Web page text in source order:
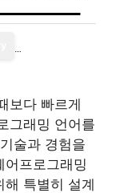
보다 빠르게
그래밍 언어를
술과 경험을
프로그래밍
특별히 설계